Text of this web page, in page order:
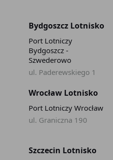
Bydgoszcz Lotnisko
Port Lotniczy
Bydgoszcz -
Szwederowo
ul. Paderewskiego 1
Wrocław Lotnisko
Port Lotniczy Wrocław
ul. Graniczna 190
Szczecin Lotnisko